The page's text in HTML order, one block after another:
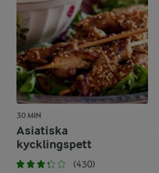
30 MIN
Asiatiska
kycklingspett
(430)